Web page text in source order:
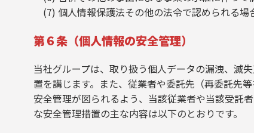
(7) 個人情報保護法その他の法令で認められる場
第６条（個人情報の安全管理）
当社グループは、取り扱う個人データの漏洩、滅
置を講じます。また、従業者や委託先（再委託先
安全管理が図られるよう、当該従業者や当該受託
な安全管理措置の主な内容は以下のとおりです。